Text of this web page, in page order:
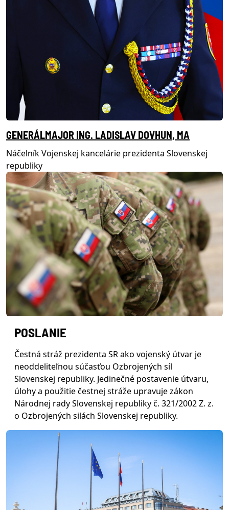
GENERÁLMAJOR ING. LADISLAV DOVHUN, MA
Náčelník Vojenskej kancelárie prezidenta Slovenskej
republiky
POSLANIE
Čestná stráž prezidenta SR ako vojenský útvar je
neoddeliteľnou súčasťou Ozbrojených síl
Slovenskej republiky. Jedinečné postavenie útvaru,
úlohy a použitie čestnej stráže upravuje zákon
Národnej rady Slovenskej republiky č. 321/2002 Z. z.
o Ozbrojených silách Slovenskej republiky.